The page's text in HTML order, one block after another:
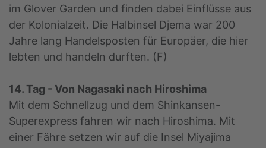
im Glover Garden und finden dabei Einflüsse aus
der Kolonialzeit. Die Halbinsel Djema war 200
Jahre lang Handelsposten für Europäer, die hier
lebten und handeln durften. (F)
14. Tag - Von Nagasaki nach Hiroshima
Mit dem Schnellzug und dem Shinkansen-
Superexpress fahren wir nach Hiroshima. Mit
einer Fähre setzen wir auf die Insel Miyajima